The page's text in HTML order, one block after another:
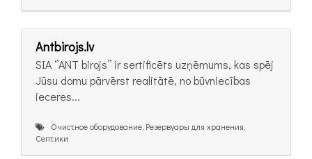
Antbirojs.lv
SIA ‘’ANT birojs’’ ir sertificēts uzņēmums, kas spēj
Jūsu domu pārvērst realitātē, no būvniecības
ieceres...
Очистное оборудование, Резервуары для хранения,
Септики